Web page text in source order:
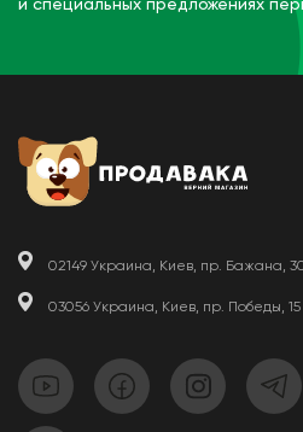
и специальных предложениях
02149 Украина, Киев, пр. Бажана,
03056 Украина, Киев, пр. Победы, 15